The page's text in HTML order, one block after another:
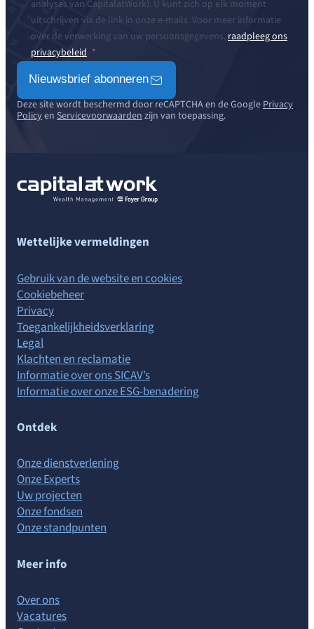
analyses van CapitalatWork). U kunt zich op elk moment
uitschrijven via de link in onze e-mails. Voor meer informatie
over de verwerking van uw persoonsgegevens,raadpleeg ons
privacybeleid
Nieuwsbrief abonneren
Deze site wordt beschermd door reCAPTCHA en de GooglePrivacy
Policyen Servicevoorwaardenzijn van toepassing.
Wettelijke vermeldingen
Gebruik van de website en cookies
Cookiebeheer
Privacy
Toegankelijkheidsverklaring
Legal
Klachten en reclamatie
Informatie over ons SICAV’s
Informatie over onze ESG-benadering
Ontdek
Onze dienstverlening
Onze Experts
Uw projecten
Onze fondsen
Onze standpunten
Meer info
Over ons
Vacatures